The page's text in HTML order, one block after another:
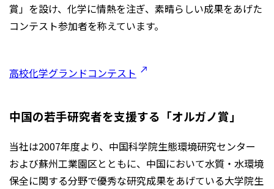
賞」を設け、化学に情熱を注ぎ、素晴らしい成果をあげた
コンテスト参加者を称えています。
高校化学グランドコンテスト
中国の若手研究者を支援する「オルガノ賞」
当社は2007年度より、中国科学院生態環境研究センター
および蘇州工業園区とともに、中国において水質・水環境
保全に関する分野で優秀な研究成果をあげている大学院生